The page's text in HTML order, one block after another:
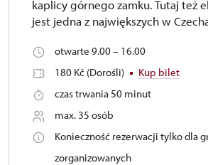
kaplicy górnego zamku. Tutaj też
jest jedna z największych w
otwarte 9.00 – 16.00
180 Kč (Dorośli)
Kup bilet
czas trwania 50 minut
max. 35 osób
Konieczność rezerwacji tylko dla
zorganizowanych